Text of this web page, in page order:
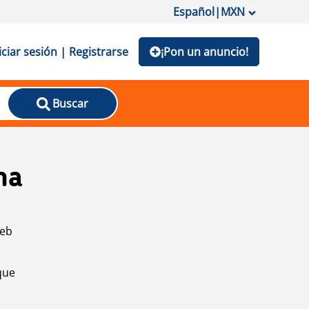
Español|MXN
sesión | Registrarse ¡Pon un anuncio!
Buscar